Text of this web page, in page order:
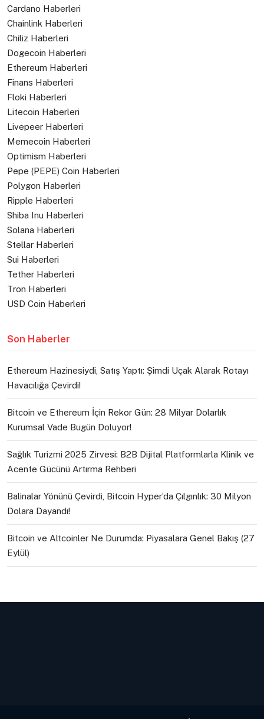
Cardano Haberleri
Chainlink Haberleri
Chiliz Haberleri
Dogecoin Haberleri
Ethereum Haberleri
Finans Haberleri
Floki Haberleri
Litecoin Haberleri
Livepeer Haberleri
Memecoin Haberleri
Optimism Haberleri
Pepe (PEPE) Coin Haberleri
Polygon Haberleri
Ripple Haberleri
Shiba Inu Haberleri
Solana Haberleri
Stellar Haberleri
Sui Haberleri
Tether Haberleri
Tron Haberleri
USD Coin Haberleri
Son Haberler
Ethereum Hazinesiydi, Satış Yaptı: Şimdi Uçak Alarak Rotayı
Havacılığa Çevirdi!
Bitcoin ve Ethereum İçin Rekor Gün: 28 Milyar Dolarlık
Kurumsal Vade Bugün Doluyor!
Sağlık Turizmi 2025 Zirvesi: B2B Dijital Platformlarla Klinik ve
Acente Gücünü Artırma Rehberi
Balinalar Yönünü Çevirdi, Bitcoin Hyper’da Çılgınlık: 30 Milyon
Dolara Dayandı!
Bitcoin ve Altcoinler Ne Durumda: Piyasalara Genel Bakış (27
Eylül)